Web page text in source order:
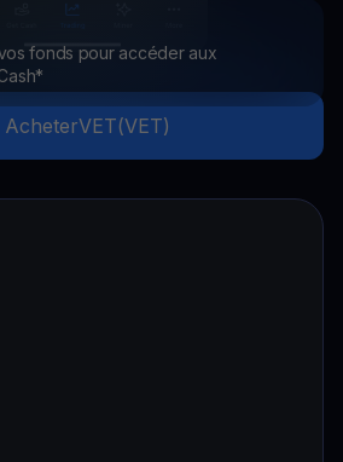
fonds pour accéder aux
AcheterVET(VET)